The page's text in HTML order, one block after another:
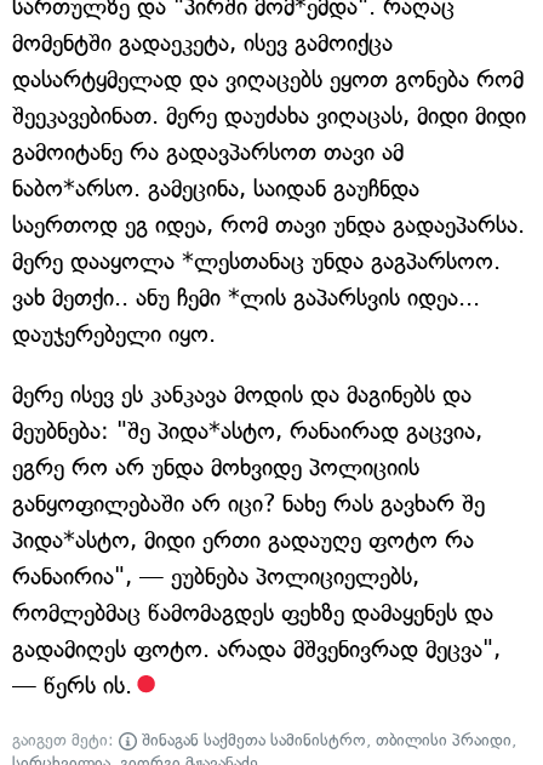
სართულზე და "პირში მომ*ემდა". რაღაც
მომენტში გადაეკეტა, ისევ გამოიქცა
დასარტყმელად და ვიღაცებს ეყოთ გონება რომ
შეეკავებინათ. მერე დაუძახა ვიღაცას, მიდი მიდი
გამოიტანე რა გადავპარსოთ თავი ამ
ნაბო*არსო. გამეცინა, საიდან გაუჩნდა
საერთოდ ეგ იდეა, რომ თავი უნდა გადაეპარსა.
მერე დააყოლა *ლესთანაც უნდა გაგპარსოო.
ვახ მეთქი.. ანუ ჩემი *ლის გაპარსვის იდეა...
დაუჯერებელი იყო.
მერე ისევ ეს კანკავა მოდის და მაგინებს და
მეუბნება: "შე პიდა*ასტო, რანაირად გაცვია,
ეგრე რო არ უნდა მოხვიდე პოლიციის
განყოფილებაში არ იცი? ნახე რას გავხარ შე
პიდა*ასტო, მიდი ერთი გადაუღე ფოტო რა
რანაირია", — ეუბნება პოლიციელებს,
რომლებმაც წამომაგდეს ფეხზე დამაყენეს და
გადამიღეს ფოტო. არადა მშვენივრად მეცვა",
— წერს ის.
გაიგეთ მეტი: შინაგან საქმეთა სამინისტრო, თბილისი პრაიდი,